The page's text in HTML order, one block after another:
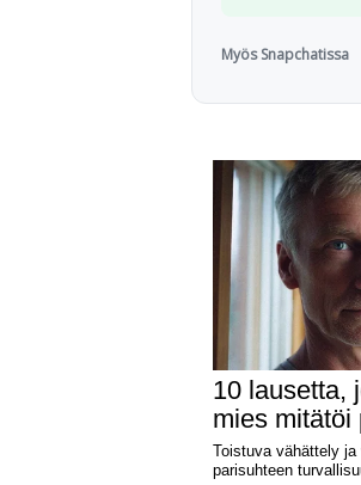
Myös Snapchatissa